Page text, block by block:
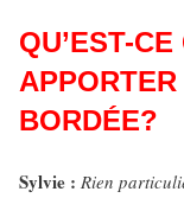
QU’EST-
BORDÉE?
Sylvie : Rien